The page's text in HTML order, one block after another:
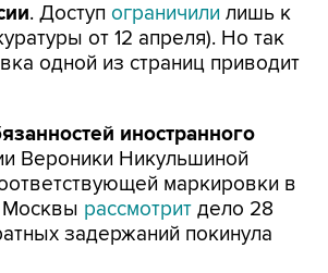
. Доступ ограничили лишь к
от 12 апреля). Но так
одной из страниц приводит
иностранного
Вероники Никульшиной
маркировки в
Москвы рассмотрит дело 28
задержаний покинула